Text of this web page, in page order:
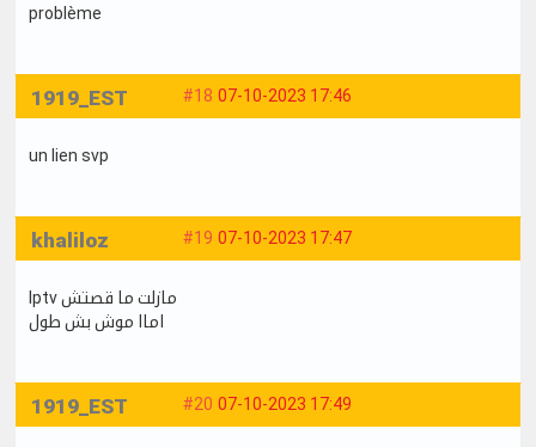
problème
#18 07-10-2023 17:46
1919_EST
un lien svp
#19 07-10-2023 17:47
khaliloz
Iptv مازلت ما قصتش
اماا موش بش طول
#20 07-10-2023 17:49
1919_EST